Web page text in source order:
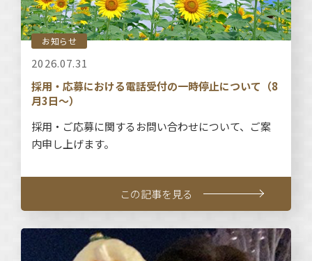
お知らせ
2026.07.31
採用・応募における電話受付の一時停止について（8
月3日～）
採用・ご応募に関するお問い合わせについて、ご案
内申し上げます。
この記事を見る